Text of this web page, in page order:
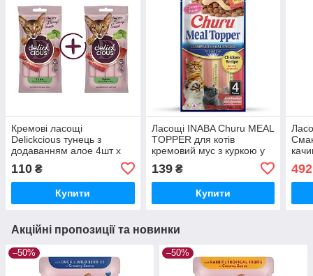
Кремові ласощі
Delickcious тунець з
додаванням алое 4шт х
110 ₴
Купити
Ласощі INABA Churu MEAL
TOPPER для котів
кремовий мус з куркою у
139₴
Купити
Акційні пропозиції та новинки
–50% –50%